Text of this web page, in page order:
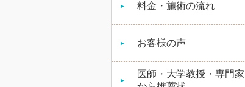
料金・施術の流れ
お客様の声
医師・大学教授・専門家